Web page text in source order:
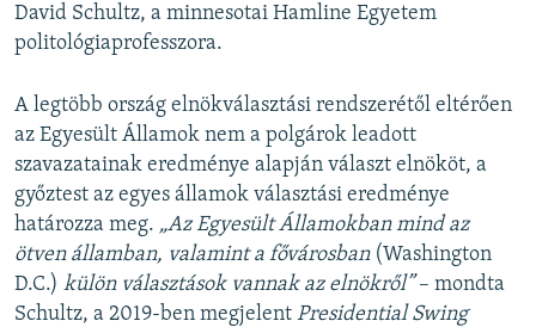
David Schultz, a minnesotai Hamline Egyetem
politológiaprofesszora.
A legtöbb ország elnökválasztási rendszerétől eltérően
az Egyesült Államok nem a polgárok leadott
szavazatainak eredménye alapján választ elnököt, a
győztest az egyes államok választási eredménye
határozza meg. „Az Egyesült Államokban mind az
ötven államban, valamint a fővárosban (Washington
D.C.) külön választások vannak az elnökről”– mondta
Schultz, a 2019-ben megjelent Presidential Swing